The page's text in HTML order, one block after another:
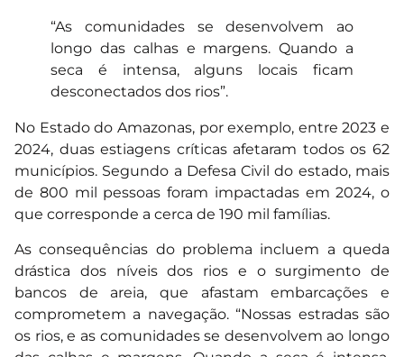
“As comunidades se desenvolvem ao
longo das calhas e margens. Quando a
seca é intensa, alguns locais ficam
desconectados dos rios”.
No Estado do Amazonas, por exemplo, entre 2023 e
2024, duas estiagens críticas afetaram todos os 62
municípios. Segundo a Defesa Civil do estado, mais
de 800 mil pessoas foram impactadas em 2024, o
que corresponde a cerca de 190 mil famílias.
As consequências do problema incluem a queda
drástica dos níveis dos rios e o surgimento de
bancos de areia, que afastam embarcações e
comprometem a navegação. “Nossas estradas são
os rios, e as comunidades se desenvolvem ao longo